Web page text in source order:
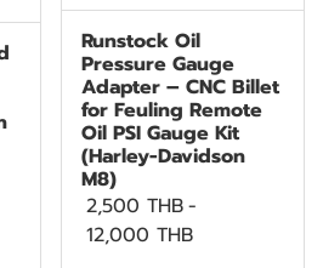
Runstock Oil
Pressure Gauge
Adapter – CNC Billet
for Feuling Remote
Oil PSI Gauge Kit
(Harley-Davidson
M8)
2,500 THB-
12,000 THB